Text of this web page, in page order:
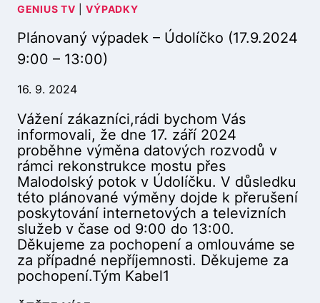
.
0
2
:
0
0
–
1
9
.
1
1
.
2
E
–
Ú
Í
K
O
(
2
0
.
9
.
2
GENIUS TV |VÝPADKY
Plánovaný výpadek – Údolíčko (17.9.2024
9:00 – 13:00)
16. 9. 2024
Vážení zákazníci,rádi bychom Vás
informovali, že dne 17. září 2024
proběhne výměna datových rozvodů v
rámci rekonstrukce mostu přes
Malodolský potok v Údolíčku. V důsledku
této plánované výměny dojde k přerušení
poskytování internetových a televizních
služeb v čase od 9:00 do 13:00.
Děkujeme za pochopení a omlouváme se
za případné nepříjemnosti. Děkujeme za
pochopení.Tým Kabel1